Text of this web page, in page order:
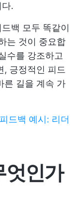
.
백 모두 똑같이
는 것이 중요합
수를 강조하고
, 긍정적인 피드
른 길을 계속 가
드백 예시: 리더
엇인가